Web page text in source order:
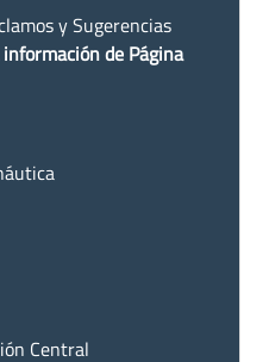
y Sugerencias
de Página
Central